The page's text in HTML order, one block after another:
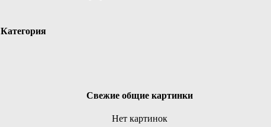
Категория
Свежие общие картинки
Нет картинок